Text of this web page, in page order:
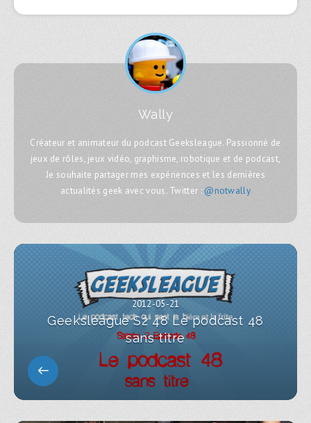
Wally
Créateur et animateur du podcast Geeksleague. Passionné de
jeux de rôles, jeux vidéo, graphisme, robotique et de podcast,
Je souhaite partager mes expériences et les dernières
actualités geek avec vous. Twitter : @notwally
2012-05-21
Geeksleague S2 48 Le podcast 48
sans titre